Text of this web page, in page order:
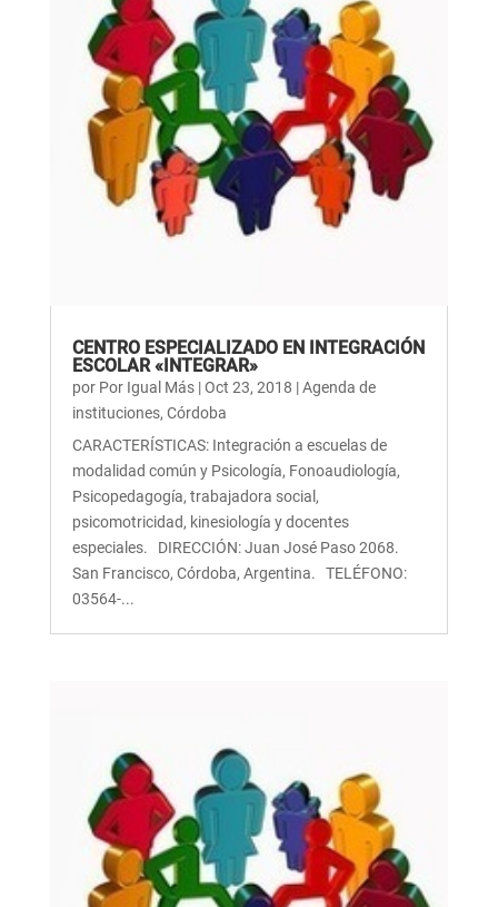
CENTRO ESPECIALIZADO EN INTEGRACIÓN
ESCOLAR «INTEGRAR»
por Por Igual Más|Oct 23, 2018 |Agenda de
instituciones, Córdoba
CARACTERÍSTICAS: Integración a escuelas de
modalidad común y Psicología, Fonoaudiología,
Psicopedagogía, trabajadora social,
psicomotricidad, kinesiología y docentes
especiales. DIRECCIÓN: Juan José Paso 2068.
San Francisco, Córdoba, Argentina. TELÉFONO:
03564-...